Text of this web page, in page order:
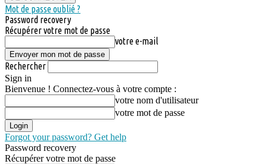
Mot de passe oublié ?
Password recovery
Récupérer votre mot de passe
votre e-mail
Rechercher
Sign in
Bienvenue ! Connectez-vous à votre compte :
votre nom d'utilisateur
votre mot de passe
Forgot your password? Get help
Password recovery
Récupérer votre mot de passe